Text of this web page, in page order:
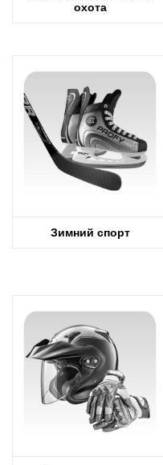
охота
Зимний спорт